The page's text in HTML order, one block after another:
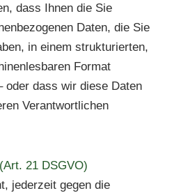
dass Ihnen die Sie
Daten, die Sie
in einem strukturierten,
Format
oder dass wir diese Daten
Verantwortlichen
21 DSGVO)
jederzeit gegen die